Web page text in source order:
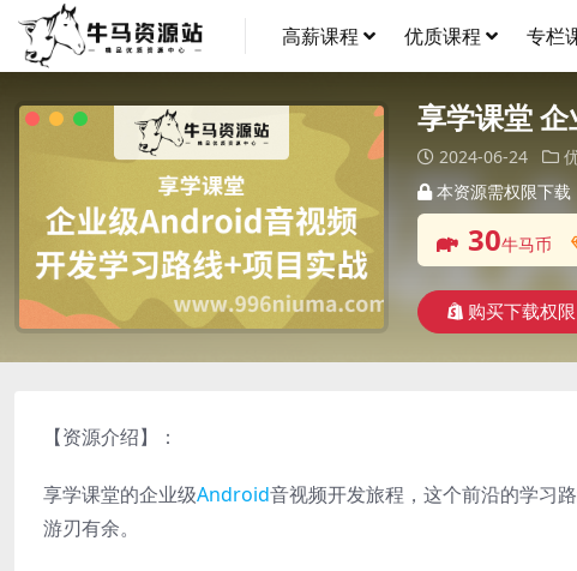
高薪课程 优质课程 专栏
享学课堂
2024-06-24
本资源需权限下载
30牛马币
购买下载权限
【资源介绍】：
享学课堂的企业级Android音视频开发旅程，这个前沿的学习
游刃有余。